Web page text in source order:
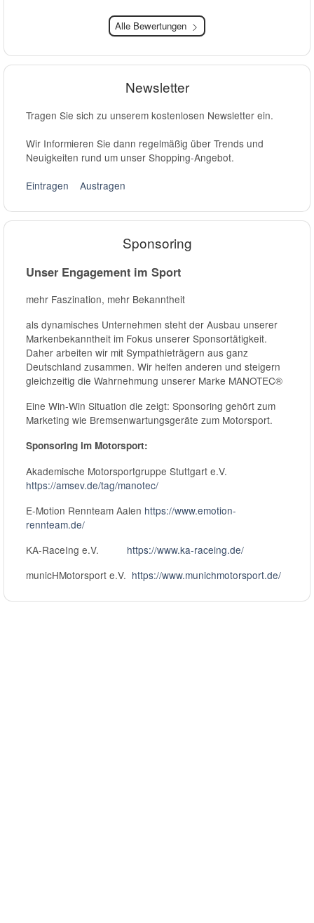
Alle Bewertungen
Newsletter
Tragen Sie sich zu unserem kostenlosen Newsletter ein.
Wir Informieren Sie dann regelmäßig über Trends und
Neuigkeiten rund um unser Shopping-Angebot.
Eintragen
Austragen
Sponsoring
Unser Engagement im Sport
mehr Faszination, mehr Bekanntheit
als dynamisches Unternehmen steht der Ausbau unserer
Markenbekanntheit im Fokus unserer Sponsortätigkeit.
Daher arbeiten wir mit Sympathieträgern aus ganz
Deutschland zusammen. Wir helfen anderen und steigern
gleichzeitig die Wahrnehmung unserer Marke MANOTEC®
Eine Win-Win Situation die zeigt: Sponsoring gehört zum
Marketing wie Bremsenwartungsgeräte zum Motorsport.
Sponsoring im Motorsport:
Akademische Motorsportgruppe Stuttgart e.V.
https://amsev.de/tag/manotec/
E-Motion Rennteam Aalen https://www.emotion-
rennteam.de/
KA-RaceIng e.V. https://www.ka-raceing.de/
municHMotorsport e.V. https://www.munichmotorsport.de/